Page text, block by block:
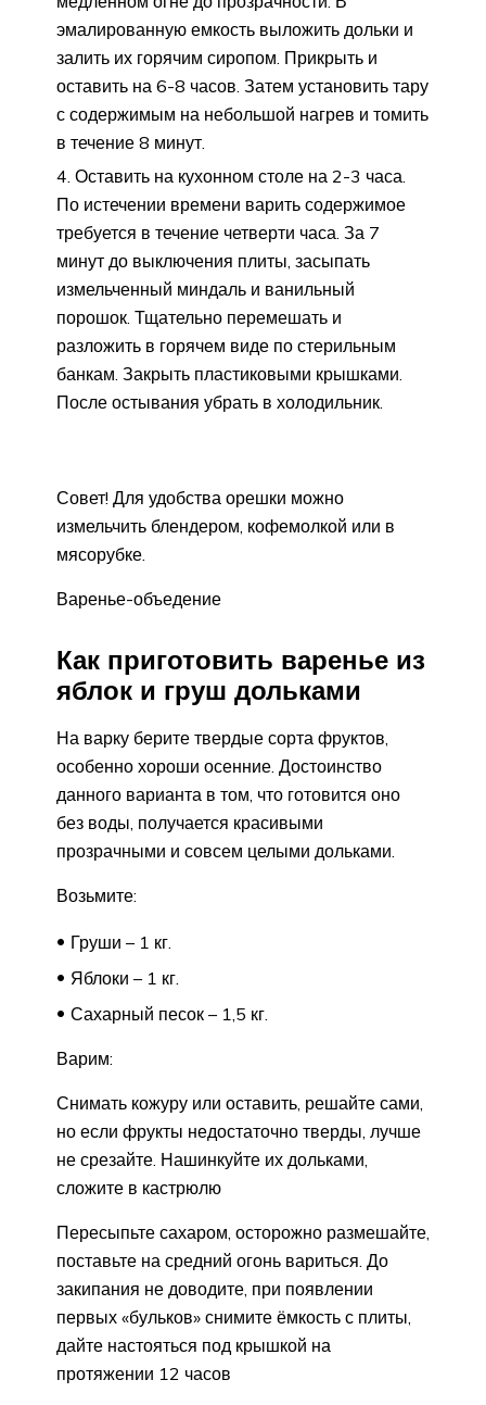
эмалированную емкость выложить дольки и
залить их горячим сиропом. Прикрыть и
оставить на 6-8 часов. Затем установить тару
с содержимым на небольшой нагрев и томить
в течение 8 минут.
Оставить на кухонном столе на 2-3 часа.
По истечении времени варить содержимое
требуется в течение четверти часа. За 7
минут до выключения плиты, засыпать
измельченный миндаль и ванильный
порошок. Тщательно перемешать и
разложить в горячем виде по стерильным
банкам. Закрыть пластиковыми крышками.
После остывания убрать в холодильник.
Совет! Для удобства орешки можно
измельчить блендером, кофемолкой или в
мясорубке.
Варенье-объедение
Как приготовить варенье из
яблок и груш дольками
На варку берите твердые сорта фруктов,
особенно хороши осенние. Достоинство
данного варианта в том, что готовится оно
без воды, получается красивыми
прозрачными и совсем целыми дольками.
Возьмите:
Груши – 1 кг.
Яблоки – 1 кг.
Сахарный песок – 1,5 кг.
Варим:
Снимать кожуру или оставить, решайте сами,
но если фрукты недостаточно тверды, лучше
не срезайте. Нашинкуйте их дольками,
сложите в кастрюлю
Пересыпьте сахаром, осторожно размешайте,
поставьте на средний огонь вариться. До
закипания не доводите, при появлении
первых «бульков» снимите ёмкость с плиты,
дайте настояться под крышкой на
протяжении 12 часов